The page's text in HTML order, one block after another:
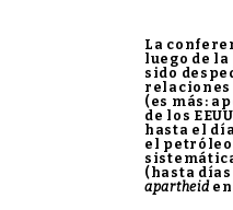
La
luego de
sido
relaciones
(es más:
de los
hasta el
el petróleo
(hasta
apartheid